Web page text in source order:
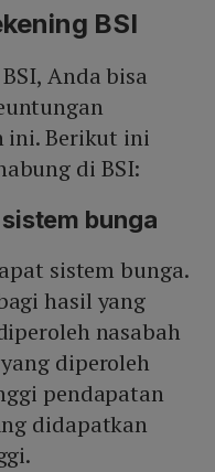
BSI
Anda bisa
ini. Berikut ini
di BSI:
bunga
sistem bunga.
hasil yang
nasabah
diperoleh
pendapatan
didapatkan